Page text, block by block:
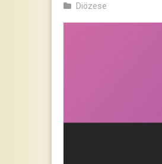
Diözese